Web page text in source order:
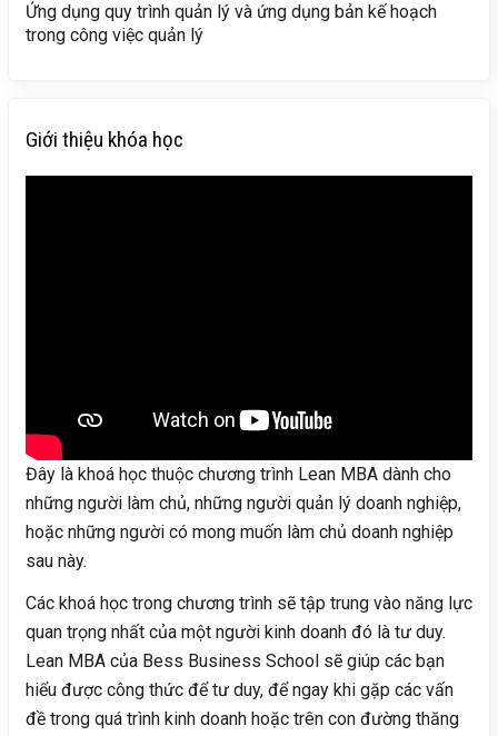
Ứng dụng quy trình quản lý và ứng dụng bản kế hoạch
trong công việc quản lý
Giới thiệu khóa học
Đây là khoá học thuộc chương trình Lean MBA dành cho
những người làm chủ, những người quản lý doanh nghiệp,
hoặc những người có mong muốn làm chủ doanh nghiệp
sau này.
Các khoá học trong chương trình sẽ tập trung vào năng lực
quan trọng nhất của một người kinh doanh đó là tư duy.
Lean MBA của Bess Business School sẽ giúp các bạn
hiểu được công thức để tư duy, để ngay khi gặp các vấn
đề trong quá trình kinh doanh hoặc trên con đường thăng